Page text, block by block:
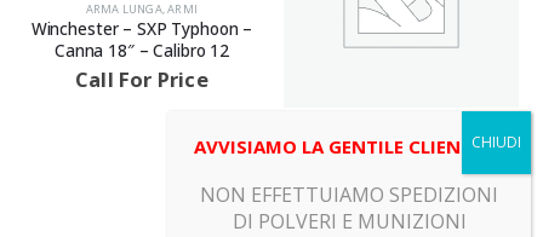
ARMA LUNGA,ARMI
Winchester – SXP Typhoon –
Canna 18″ – Calibro 12
Call For Price
CZ – 550 – Canna 52 – Calibro
270 WINCHESTER
Call For Price
AVVISIAMO LA GENTILE CLIENTELA
NON EFFETTUIAMO SPEDIZIONI
DI POLVERI E MUNIZIONI